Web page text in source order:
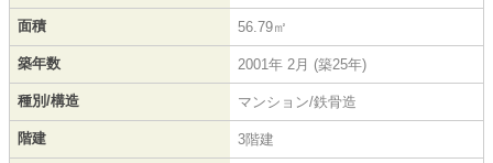
面積 56.79㎡
築年数 2001年 2月 (築25年)
種別/構造 マンション/鉄骨造
階建 3階建